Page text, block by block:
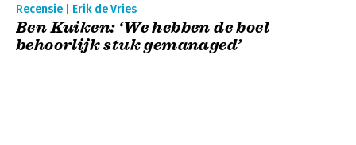
Recensie | Erik de Vries
Ben Kuiken: ‘We hebben de boel
behoorlijk stuk gemanaged’